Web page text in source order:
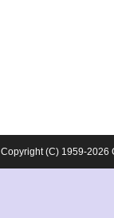
Copyright (C) 1959-2026